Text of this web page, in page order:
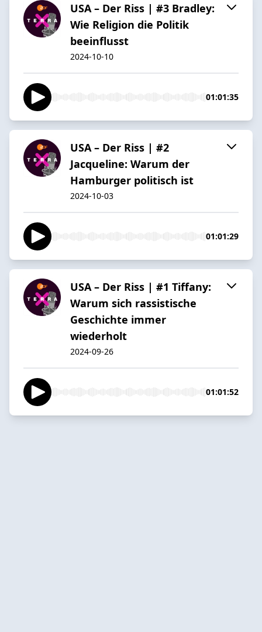
USA – Der Riss | #3 Bradley:
Wie Religion die Politik
beeinflusst
2024-10-10
01:01:35
USA – Der Riss | #2
Jacqueline: Warum der
Hamburger politisch ist
2024-10-03
01:01:29
USA – Der Riss | #1 Tiffany:
Warum sich rassistische
Geschichte immer
wiederholt
2024-09-26
01:01:52